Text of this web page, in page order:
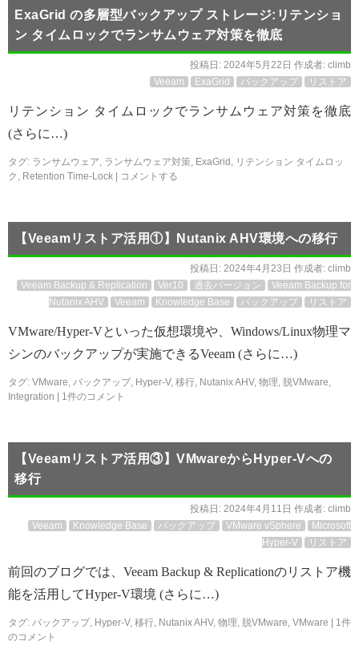
ExaGrid の多層型バックアップ ストレージ:リテンショ
ン タイムロックでランサムウェア対策を徹底
投稿日: 2024年5月22日 作成者: climb
Veeam
ExaGrid バックアップ リストア
リテンション タイムロックでランサムウェア対策を徹底
(さらに…)
タグ: ランサムウェア, ランサムウェア対策, ExaGrid , リテンション タイムロッ
ク , Retention Time-Lock コメントする
【Veeamリストア活用①】Nutanix AHV環境への移行
投稿日: 2024年4月23日 作成者: climb
Veeam Backup & Replication
Ver10 過去バージョン
Veeam Backup for
Nutanix AHV
Veeam Knowledge Base バックアップ リストア
VMware/Hyper-Vといった仮想環境や、Windows/Linux物理マ
シンのバックアップが実施できるVeeam (さらに…)
タグ: VMware, バックアップ, Hyper-V, 移行, Nutanix AHV, 物理, 脱VMware,
Integration
1件のコメント
【Veeamリストア活用③】VMwareからHyper-Vへの
移行
投稿日: 2024年4月11日 作成者: climb
Veeam
Knowledge Base バックアップ VMware vSphere
Microsoft
Hyper-V
リストア
前回のブログでは、Veeam Backup & Replicationのリストア機
能を活用してHyper-V環境 (さらに…)
タグ: バックアップ, Hyper-V, 移行, Nutanix AHV, 物理, 脱VMware, VMware
1件
のコメント